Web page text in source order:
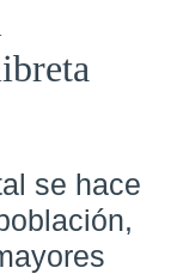
se hace